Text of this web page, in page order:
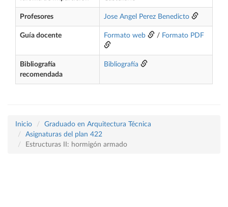
Profesores Jose Angel Perez Benedicto
Guía docente Formato web / Formato PDF
Bibliografía
recomendada
Bibliografía
Inicio
Graduado en Arquitectura Técnica
Asignaturas del plan 422
Estructuras II: hormigón armado